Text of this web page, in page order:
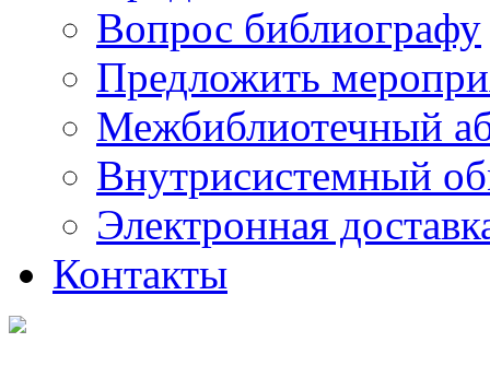
Вопрос библиографу
Предложить
Межбиблиотечный
Внутрисистемный
Электронная
Контакты